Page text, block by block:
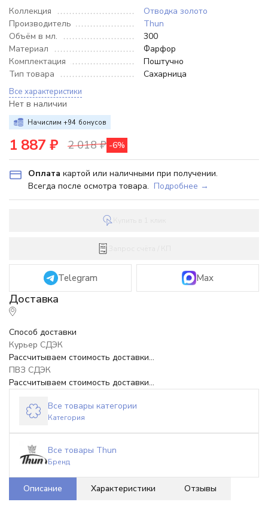
Коллекция
Отводка золото
Производитель
Thun
Объём в мл.
300
Материал
Фарфор
Комплектация
Поштучно
Тип товара
Сахарница
Все характеристики
Нет в наличии
Начислим +94 бонусов
1 887 ₽ 2 018₽ -6%
Оплата картой или наличными при получении.
Всегда после осмотра товара. Подробнее →
Telegram Max
Способ доставки
Курьер СДЭК
Рассчитываем стоимость доставки...
ПВЗ СДЭК
Рассчитываем стоимость доставки...
Все товары категории
Категория
Все товары Thun
Бренд
Описание Характеристики Отзывы